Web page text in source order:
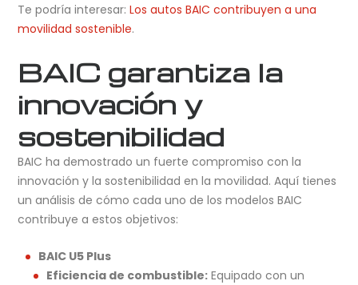
Te podría interesar:Los autos BAIC contribuyen a una
movilidad sostenible.
BAIC garantiza la
innovación y
sostenibilidad
BAIC ha demostrado un fuerte compromiso con la
innovación y la sostenibilidad en la movilidad. Aquí tienes
un análisis de cómo cada uno de los modelos BAIC
contribuye a estos objetivos:
BAIC U5 Plus
Eficiencia de combustible: Equipado con un